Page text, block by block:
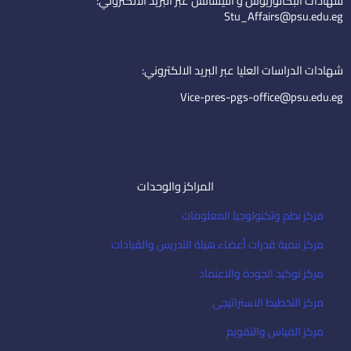
e
i
l
b
d Stu_Affairs@psu.edu.eg
شهادات الدراسات العليا عبر البريد الالكتروني:
Vice-pres-pgs-office@psu.edu.eg
المراكز والوحدات
مركز نظم وتكنولوجيا المعلومات
مركز تنمية قدرات أعضاء هيئة التدريس والقيادات
مركز توكيد الجودة والاعتماد
مركز التخطيط الاستراتيجى
مركز القياس والتقويم